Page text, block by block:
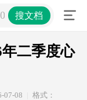
年二季度心血
搜文档
二季度心
07-08
格式：